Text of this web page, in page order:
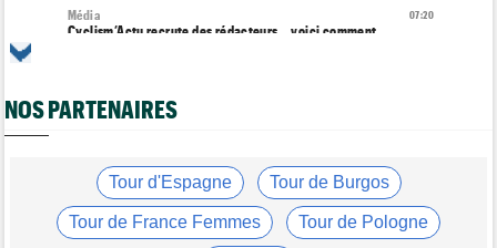
07:20
Média
Cyclism’Actu recrute des rédacteurs… voici comment
Le parcours de la 20e étape modifié en raison d'éboulements
Quels seront les prochains défis du Slovène Tadej Pogacar ?
NOS PARTENAIRES
Tour d'Espagne Tour de Burgos
Tour de France Femmes Tour de Pologne